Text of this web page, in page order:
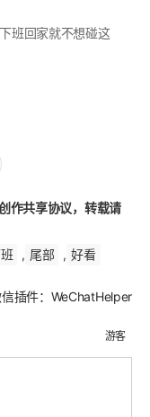
班回家就不想碰这
作共享协议，转载请
, 尾部 , 好看
插件：WeChatHelper
游客